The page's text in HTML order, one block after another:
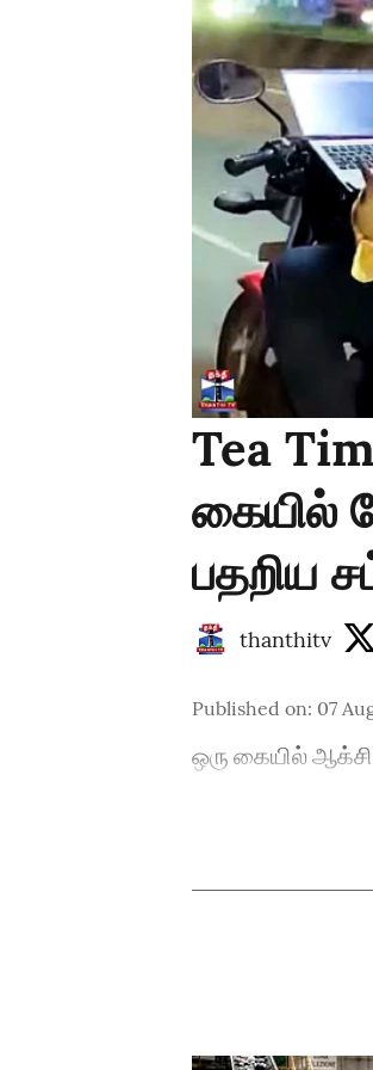
Tea
கையில்
பதறிய
thanthitv
Published on: 07
ஒரு கையில்